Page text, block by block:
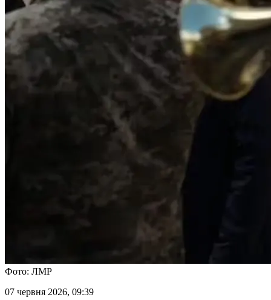
Фото: ЛМР
07 червня 2026, 09:39